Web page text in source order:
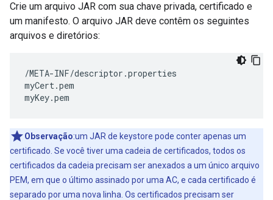
Crie um arquivo JAR com sua chave privada, certificado e
um manifesto. O arquivo JAR deve contêm os seguintes
arquivos e diretórios:
/META-INF/descriptor .properties
myCert.pem
myKey.pem
Observação:um JAR de keystore pode conter apenas um
certificado. Se você tiver uma cadeia de certificados, todos os
certificados da cadeia precisam ser anexados a um único arquivo
PEM, em que o último assinado por uma AC, e cada certificado é
separado por uma nova linha. Os certificados precisam ser